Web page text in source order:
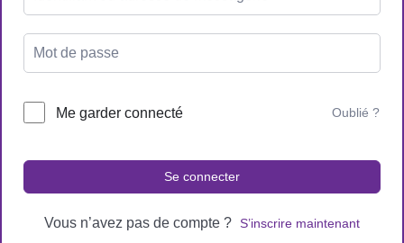
Me garder connecté Oublié ?
Se connecter
Vous n’avez pas de compte ? S’inscrire maintenant